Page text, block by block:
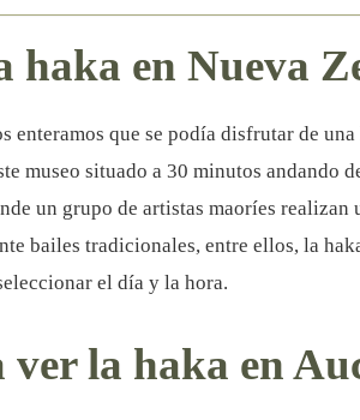
haka en Nueva
enteramos que se podía disfrutar de una
museo situado a 30 minutos andando
un grupo de artistas maoríes realizan
bailes tradicionales, entre ellos, la
el día y la hora.
ver la haka en